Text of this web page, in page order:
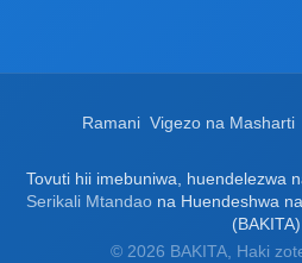
Ramani Vigezo na Masharti
Tovuti hii imebuniwa, huendelezwa
Serikali Mtandao na Huendeshwa
(BAKITA)
© 2026 BAKITA, Haki